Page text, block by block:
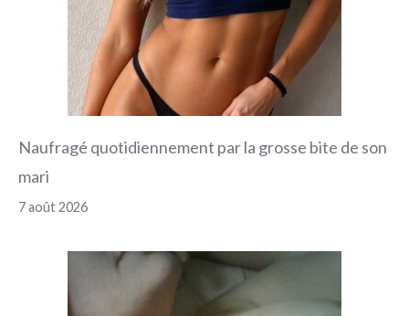
Naufragé quotidiennement par la grosse bite de son
mari
7 août 2026